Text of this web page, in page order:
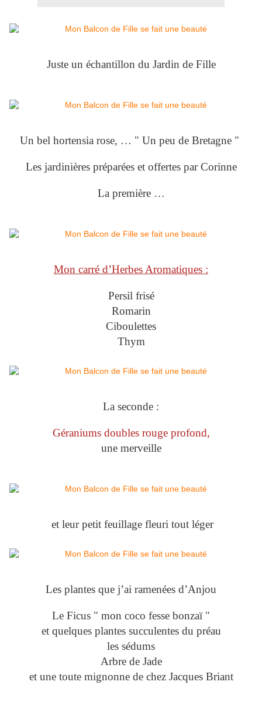
Juste un échantillon du Jardin de Fille
Un bel hortensia rose, … " Un peu de Bretagne "
Les jardinières préparées et offertes par Corinne
La première …
Mon carré d’Herbes Aromatiques :
Persil frisé
Romarin
Ciboulettes
Thym
La seconde :
Géraniums doubles rouge profond,
une merveille
et leur petit feuillage fleuri tout léger
Les plantes que j’ai ramenées d’Anjou
Le Ficus " mon coco fesse bonzaï "
et quelques plantes succulentes du préau
les sédums
Arbre de Jade
et une toute mignonne de chez Jacques Briant